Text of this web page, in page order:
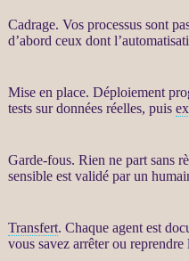
Cadrage. Vos processussont
d’abord ceux dont l’
Mise en place. Déploiement
tests surdonnéesréelles, puis
Garde-fous. Rien ne part sans
sensible est validé par un
Transfert. Chaque agentest
vous savez arrêter ou